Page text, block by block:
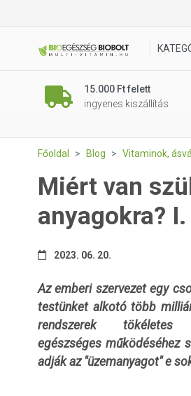
15.000 Ft felett
ingyenes kiszállítás
Főoldal Blog Vitaminok,
Miért van
anyagokra?
2023. 06. 20.
Az emberi szervezet egy
testünket alkotó több
rendszerek tökéletes
egészséges működéséhez
adják az "üzemanyagot" e